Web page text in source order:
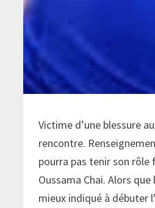
Victime d’une blessure
rencontre.
pourra pas tenir son rôle
Oussama Chai. Alors
mieux indiqué à débuter